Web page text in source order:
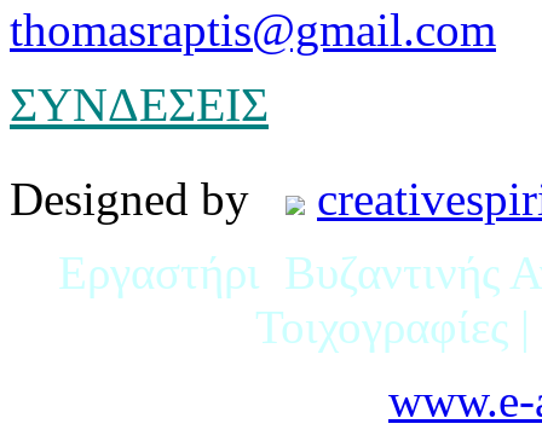
thomasraptis@gmail.com
ΣΥΝΔΕΣΕΙΣ
Designed by
Εργαστήρι Βυζαντινής